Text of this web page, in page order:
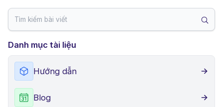
Tài liệu hướng dẫn
Danh mục tài liệu
Hướng dẫn
Blog